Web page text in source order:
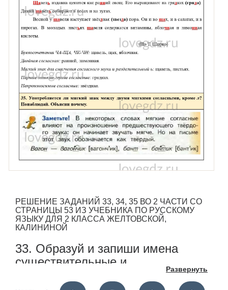
Развернуть
РЕШЕНИЕ ЗАДАНИЙ 33, 34, 35 ВО 2 ЧАСТИ СО
СТРАНИЦЫ 53 ИЗ УЧЕБНИКА ПО РУССКОМУ
ЯЗЫКУ ДЛЯ 2 КЛАССА ЖЕЛТОВСКОЙ,
КАЛИНИНОЙ
33. Образуй и запиши имена
существительные и
прилагательные с сочетанием ль.